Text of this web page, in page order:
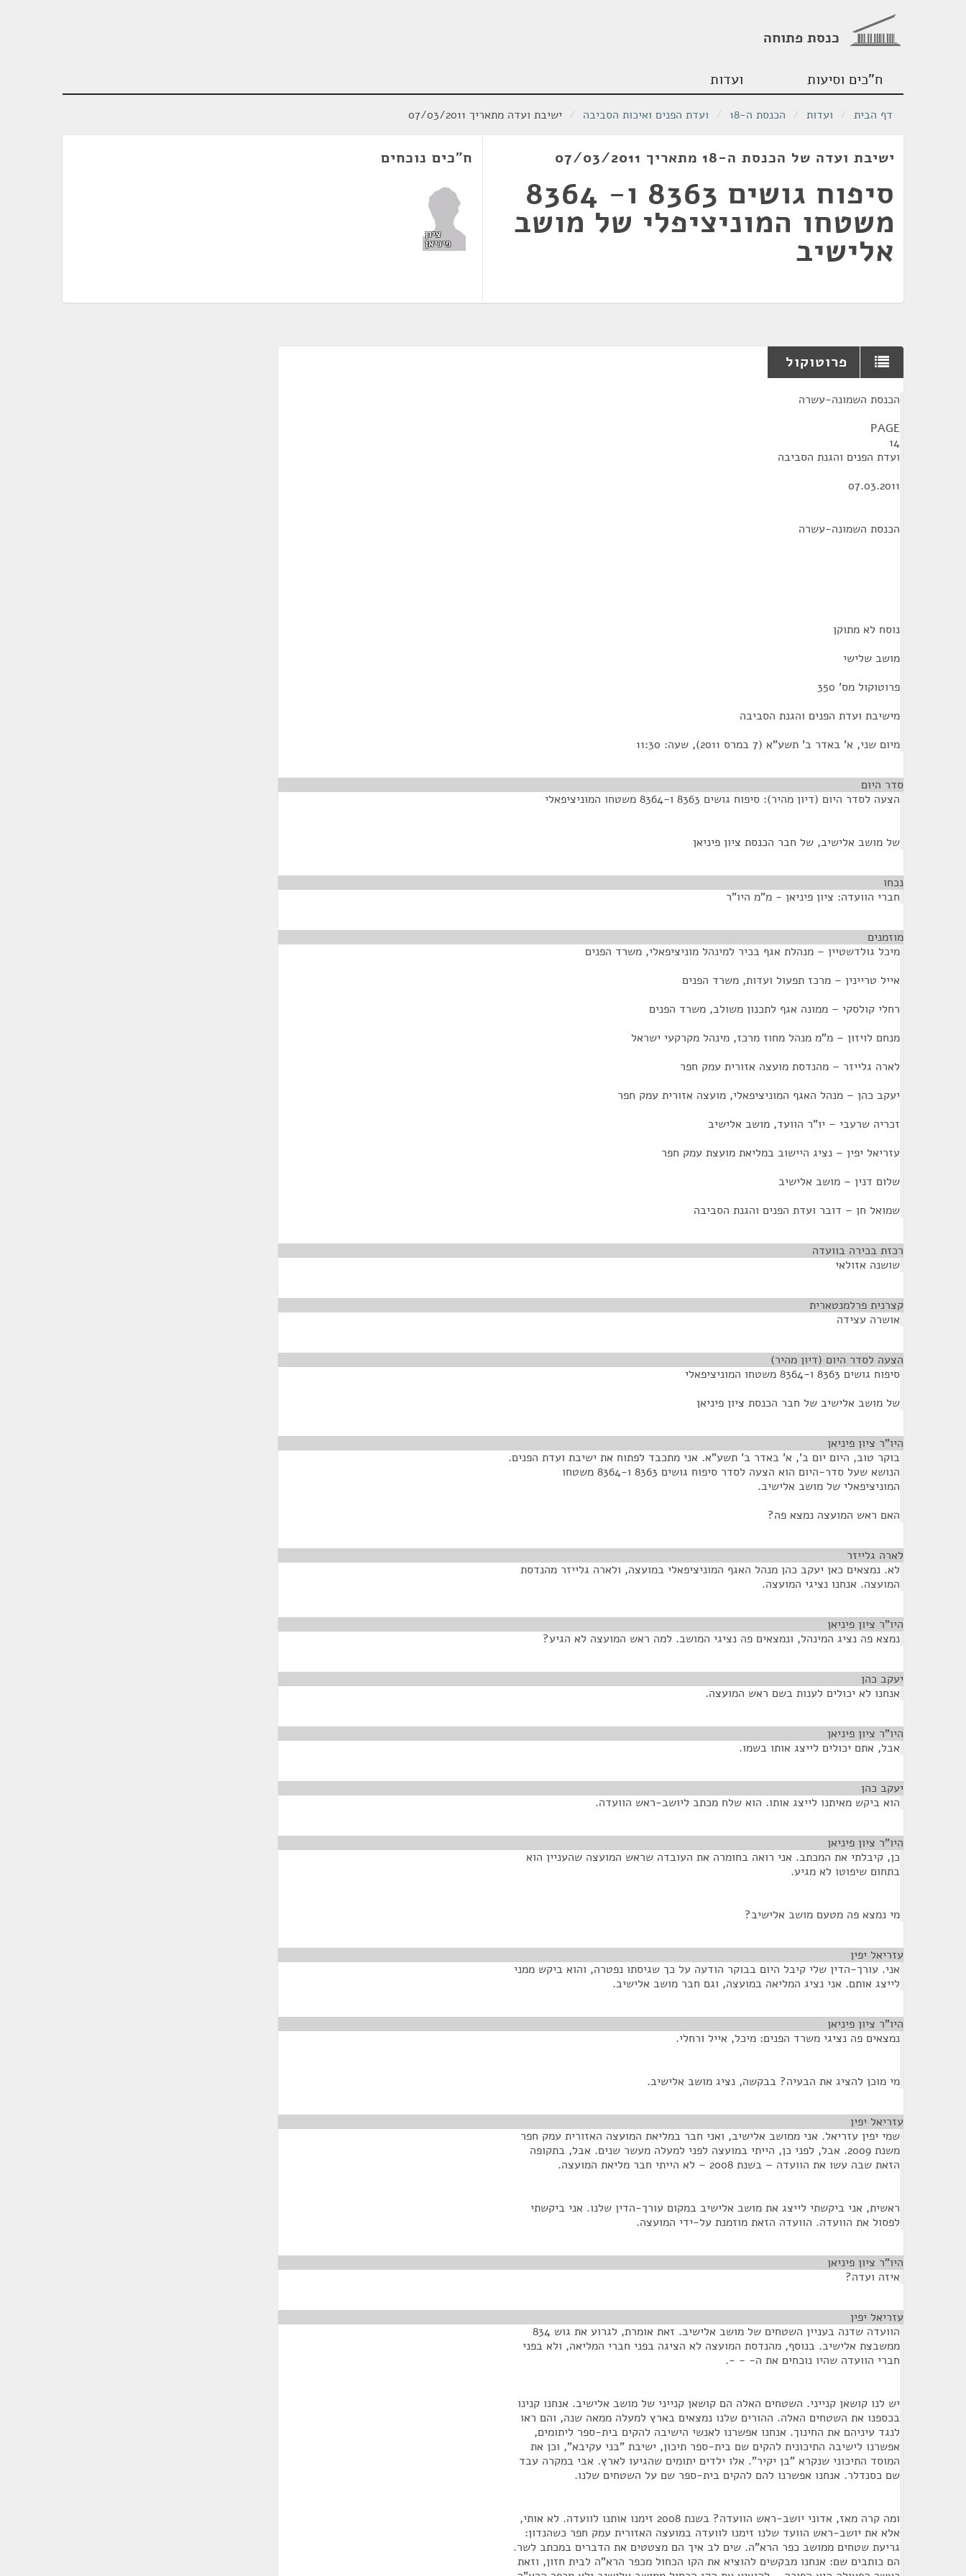
כנסת פתוחה
ח"כים וסיעות ועדות
דף הבית / ועדות / הכנסת ה-18 / ועדת הפנים ואיכות הסביבה / ישיבת ועדה מתאריך 07/03/2011
ישיבת ועדה של הכנסת ה-18 מתאריך 07/03/2011
סיפוח גושים 8363 ו- 8364
משטחו המוניציפלי של מושב
אלישיב
ח"כים נוכחים
ציון
פיניאן
פרוטוקול
הכנסת השמונה-עשרה
PAGE
14
ועדת הפנים והגנת הסביבה
07.03.2011
הכנסת השמונה-עשרה
נוסח לא מתוקן
מושב שלישי
פרוטוקול מס' 350
מישיבת ועדת הפנים והגנת הסביבה
מיום שני, א' באדר ב' תשע"א (7 במרס 2011), שעה: 11:30
סדר היום
הצעה לסדר היום (דיון מהיר): סיפוח גושים 8363 ו-8364 משטחו המוניציפאלי
של מושב אלישיב, של חבר הכנסת ציון פיניאן
נכחו
חברי הוועדה: ציון פיניאן - מ"מ היו"ר
מוזמנים
מיכל גולדשטיין – מנהלת אגף בכיר למינהל מוניציפאלי, משרד הפנים
אייל טריינין – מרכז תפעול ועדות, משרד הפנים
רחלי קולסקי – ממונה אגף לתכנון משולב, משרד הפנים
מנחם לויזון – מ"מ מנהל מחוז מרכז, מינהל מקרקעי ישראל
לארה גלייזר – מהנדסת מועצה אזורית עמק חפר
יעקב כהן – מנהל האגף המוניציפאלי, מועצה אזורית עמק חפר
זכריה שרעבי – יו"ר הוועד, מושב אלישיב
עזריאל יפין – נציג היישוב במליאת מועצת עמק חפר
שלום דנין – מושב אלישיב
שמואל חן – דובר ועדת הפנים והגנת הסביבה
רכזת בכירה בוועדה
שושנה אזולאי
קצרנית פרלמנטארית
אושרה עצידה
הצעה לסדר היום (דיון מהיר)
סיפוח גושים 8363 ו-8364 משטחו המוניציפאלי
של מושב אלישיב של חבר הכנסת ציון פיניאן
היו"ר ציון פיניאן
בוקר טוב, היום יום ב', א' באדר ב' תשע"א. אני מתכבד לפתוח את ישיבת ועדת הפנים.
הנושא שעל סדר-היום הוא הצעה לסדר סיפוח גושים 8363 ו-8364 משטחו
המוניציפאלי של מושב אלישיב.
האם ראש המועצה נמצא פה?
לארה גלייזר
לא. נמצאים כאן יעקב כהן מנהל האגף המוניציפאלי במועצה, ולארה גלייזר מהנדסת
המועצה. אנחנו נציגי המועצה.
היו"ר ציון פיניאן
נמצא פה נציג המינהל, ונמצאים פה נציגי המושב. למה ראש המועצה לא הגיע?
יעקב כהן
אנחנו לא יכולים לענות בשם ראש המועצה.
היו"ר ציון פיניאן
אבל, אתם יכולים לייצג אותו בשמו.
יעקב כהן
הוא ביקש מאיתנו לייצג אותו. הוא שלח מכתב ליושב-ראש הוועדה.
היו"ר ציון פיניאן
כן, קיבלתי את המכתב. אני רואה בחומרה את העובדה שראש המועצה שהעניין הוא
בתחום שיפוטו לא מגיע.
מי נמצא פה מטעם מושב אלישיב?
עזריאל יפין
אני. עורך-הדין שלי קיבל היום בבוקר הודעה על כך שגיסתו נפטרה, והוא ביקש ממני
לייצג אותם. אני נציג המליאה במועצה, וגם חבר מושב אלישיב.
היו"ר ציון פיניאן
נמצאים פה נציגי משרד הפנים: מיכל, אייל ורחלי.
מי מוכן להציג את הבעיה? בבקשה, נציג מושב אלישיב.
עזריאל יפין
שמי יפין עזריאל. אני ממושב אלישיב, ואני חבר במליאת המועצה האזורית עמק חפר
משנת 2009. אבל, לפני כן, הייתי במועצה לפני למעלה מעשר שנים. אבל, בתקופה
הזאת שבה עשו את הוועדה – בשנת 2008 – לא הייתי חבר מליאת המועצה.
ראשית, אני ביקשתי לייצג את מושב אלישיב במקום עורך-הדין שלנו. אני ביקשתי
לפסול את הוועדה. הוועדה הזאת מוזמנת על-ידי המועצה.
היו"ר ציון פיניאן
איזה ועדה?
עזריאל יפין
הוועדה שדנה בעניין השטחים של מושב אלישיב. זאת אומרת, לגרוע את גוש 834
ממשבצת אלישיב. בנוסף, מהנדסת המועצה לא הציגה בפני חברי המליאה, ולא בפני
חברי הוועדה שהיו נוכחים את ה- - -.
יש לנו קושאן קנייני. השטחים האלה הם קושאן קנייני של מושב אלישיב. אנחנו קנינו
בכספנו את השטחים האלה. ההורים שלנו נמצאים בארץ למעלה ממאה שנה, והם ראו
לנגד עיניהם את החינוך. אנחנו אפשרנו לאנשי הישיבה להקים בית-ספר ליתומים,
אפשרנו לישיבה התיכונית להקים שם בית-ספר תיכון, ישיבת "בני עקיבא", וכן את
המוסד התיכוני שנקרא "בן יקיר". אלו ילדים יתומים שהגיעו לארץ. אבי במקרה עבד
שם כסנדלר. אנחנו אפשרנו להם להקים בית-ספר שם על השטחים שלנו.
ומה קרה מאז, אדוני יושב-ראש הוועדה? בשנת 2008 זימנו אותנו לוועדה. לא אותי,
אלא את יושב-ראש הוועד שלנו זימנו לוועדה במועצה האזורית עמק חפר כשהנדון:
גריעת שטחים ממושב כפר הרא"ה. שים לב איך הם מצטטים את הדברים במכתב לשר.
הם כותבים שם: אנחנו מבקשים להוציא את הקו הכחול מכפר הרא"ה לבית חזון, וזאת